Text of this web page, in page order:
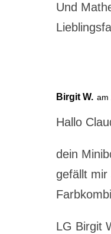
Und
Birgit W. am
Hallo
dein
gefällt mir
LG Birgit